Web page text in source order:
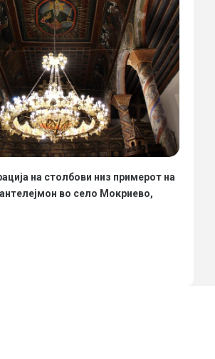
на столбови низ примерот на
во село Мокриево,